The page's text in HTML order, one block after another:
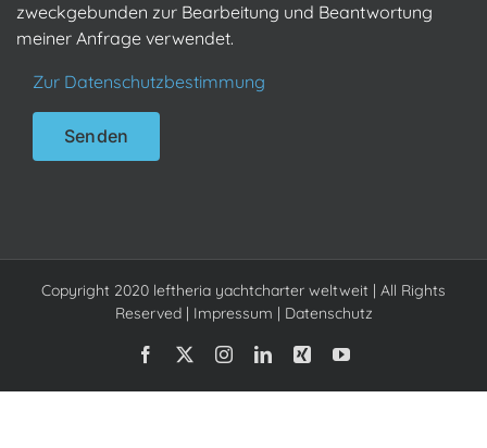
zweckgebunden zur Bearbeitung und Beantwortung
meiner Anfrage verwendet.
Zur Datenschutzbestimmung
Copyright 2020 leftheria yachtcharter weltweit | All Rights
Reserved | Impressum | Datenschutz
Facebook InstagramLinkedIn
Xing YouTube